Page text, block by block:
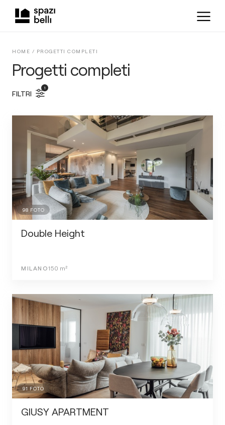
Progetti completi
HOME / PROGETTI COMPLETI
FILTRI
1
98 FOTO
Double Height
MILANO150 m²
91 FOTO
GIUSY APARTMENT